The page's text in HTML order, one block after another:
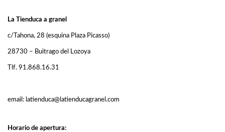
La Tienduca a granel
c/Tahona, 28 (esquina Plaza Picasso)
28730 – Buitrago del Lozoya
Tlf. 91.868.16.31
email: latienduca@latienducagranel.com
Horario de apertura: